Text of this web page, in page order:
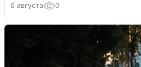
6 августа 0